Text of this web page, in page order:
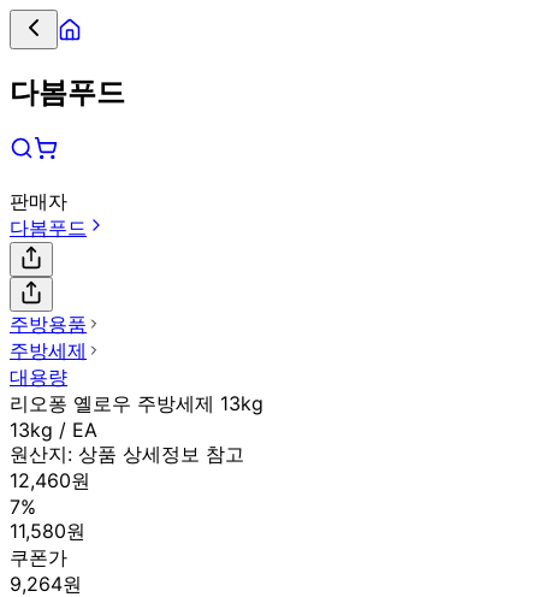
다봄푸드
판매자
다봄푸드
주방용품
주방세제
대용량
리오퐁 옐로우 주방세제 13kg
13kg / EA
원산지: 상품 상세정보 참고
12,460원
7%
11,580원
쿠폰가
9,264원